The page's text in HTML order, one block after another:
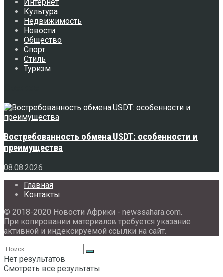
Интернет
Культура
Недвижимость
Новости
Общество
Спорт
Стиль
Туризм
Востребованность обмена USDT: особенности и
преимущества
08.08.2026
Главная
Контакты
© 2018-2020 Новости Африки - newssahara.com.
При копировании материалов требуется указание
активной и индексируемой ссылки на сайт.
Нет результатов
Смотреть все результаты